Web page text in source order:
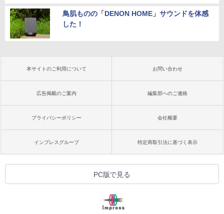
鳥肌ものの「DENON HOME」サウンドを体感
した！
本サイトのご利用について お問い合わせ
広告掲載のご案内 編集部へのご連絡
プライバシーポリシー 会社概要
インプレスグループ 特定商取引法に基づく表示
PC版で見る